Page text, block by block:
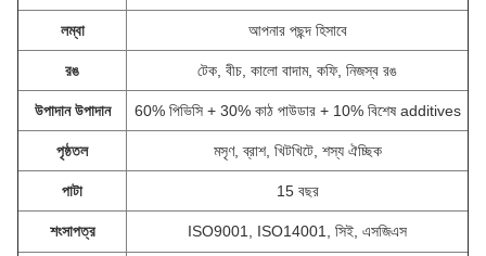
লম্বা আপনার পছন্দ হিসাবে
রঙ টেক, বীচ, কালো বাদাম, কফি, নিজস্ব রঙ
উপাদান উপাদান 60% পিভিসি + 30% কাঠ পাউডার + 10% বিশেষ additives
পৃষ্ঠতল মসৃণ, ব্রাশ, খিটখিটে, শস্য ঐচ্ছিক
পাটা 15 বছর
শংসাপত্র ISO9001, ISO14001, সিই, এসজিএস